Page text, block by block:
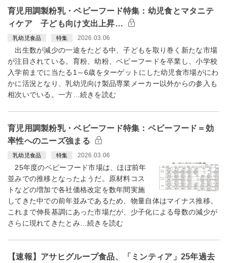
育児用調製粉乳・ベビーフード特集：幼児食とマタニテ
ィケア 子ども向け支出上昇…
乳幼児食品 特集 2026.03.06
出生数が減少の一途をたどる中、子どもを取り巻く新たな市場
が注目されている。育粉、幼粉、ベビーフードを卒業し、小学校
入学前までに当たる1～6歳をターゲットにした幼児食市場がにわ
かに活況となり、乳幼児向け製品専業メーカー以外からの参入も
相次いでいる。一方…続きを読む
育児用調製粉乳・ベビーフード特集：ベビーフード＝効
率性へのニーズ強まる
乳幼児食品 特集 2026.03.06
25年度のベビーフード市場は、ほぼ前年
並みでの推移となったようだ。原材料コス
トなどの増加で各社価格改定を数年間実施
してきた中での前年並みであるため、物量自体はマイナス推移。
これまで伸長基調にあった市場だが、少子化による母数の減少が
さらに現れてきたとみ…続きを読む
【速報】アサヒグループ食品、「ミンティア」25年過去